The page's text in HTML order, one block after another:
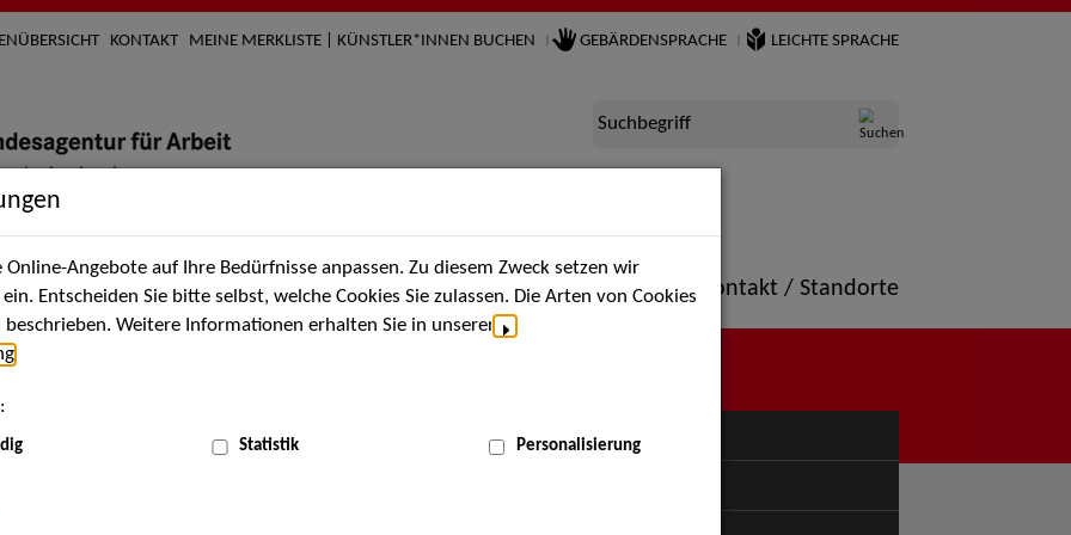
KONTAKT MEINE MERKLISTE | KÜNSTLER*INNEN BUCHEN GEBÄRDENSPRACHE LEICHTE SPRACHE
Suchbegriff
Künstler*innen Über uns Aktuelles Termine Portfolio Kontakt / Standorte
MENÜ
Angebote auf Ihre Bedürfnisse anpassen. Zu diesem Zweck setzen wir
Entscheiden Sie bitte selbst, welche Cookies Sie zulassen. Die Arten von Cookies
Weitere Informationen erhalten Sie in unserer
Statistik Personalisierung